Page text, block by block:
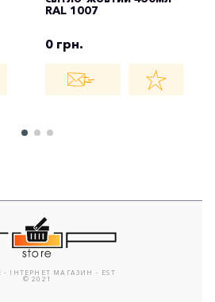
RAL 1007
0 грн.
- ІНТЕРНЕТ МАГАЗИН - EST
© 2021